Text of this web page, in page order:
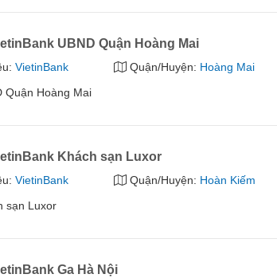
UBND Quận Hoàng Mai
VietinBank Quận/Huyện: Hoàng Mai
Quận Hoàng Mai
Khách sạn Luxor
VietinBank Quận/Huyện: Hoàn Kiếm
sạn Luxor
Ga Hà Nội